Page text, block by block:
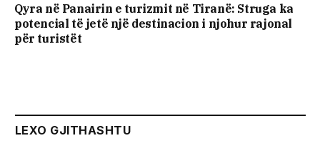
Qyra në Panairin e turizmit në Tiranë: Struga ka
potencial të jetë një destinacion i njohur rajonal
për turistët
LEXO GJITHASHTU